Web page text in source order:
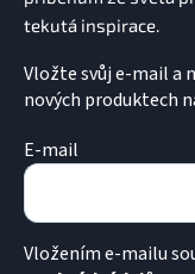
Vložte svůj e-mail a
nových produktech
E-mail
Vložením e-mailu